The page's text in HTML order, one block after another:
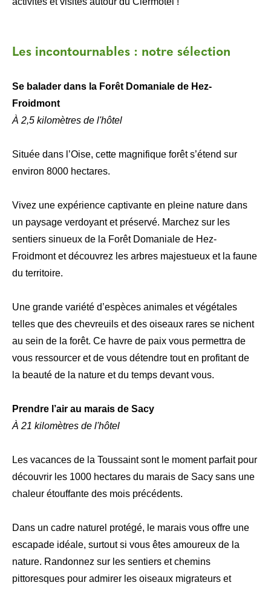
Les incontournables : notre sélection
Se balader dans la Forêt Domaniale de Hez-
Froidmont
À 2,5 kilomètres de l'hôtel
Située dans l’Oise, cette magnifique forêt s’étend sur
environ 8000 hectares.
Vivez une expérience captivante en pleine nature dans
un paysage verdoyant et préservé. Marchez sur les
sentiers sinueux de la Forêt Domaniale de Hez-
Froidmont et découvrez les arbres majestueux et la faune
du territoire.
Une grande variété d’espèces animales et végétales
telles que des chevreuils et des oiseaux rares se nichent
au sein de la forêt. Ce havre de paix vous permettra de
vous ressourcer et de vous détendre tout en profitant de
la beauté de la nature et du temps devant vous.
Prendre l’air au marais de Sacy
À 21 kilomètres de l'hôtel
Les vacances de la Toussaint sont le moment parfait pour
découvrir les 1000 hectares du marais de Sacy sans une
chaleur étouffante des mois précédents.
Dans un cadre naturel protégé, le marais vous offre une
escapade idéale, surtout si vous êtes amoureux de la
nature. Randonnez sur les sentiers et chemins
pittoresques pour admirer les oiseaux migrateurs et